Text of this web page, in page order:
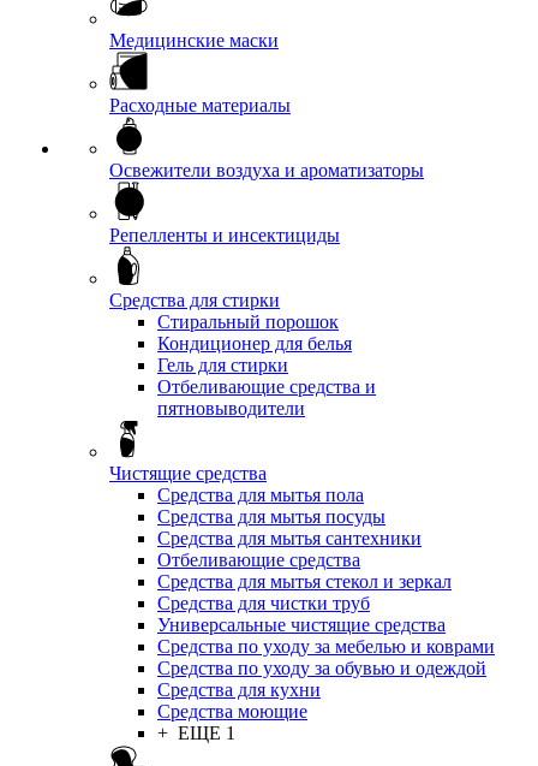
Медицинские маски
Расходные материалы
Освежители воздуха и ароматизаторы
Репелленты и инсектициды
Средства для стирки
Стиральный порошок
Кондиционер для белья
Гель для стирки
Отбеливающие средства и
пятновыводители
Чистящие средства
Средства для мытья пола
Средства для мытья посуды
Средства для мытья сантехники
Отбеливающие средства
Средства для мытья стекол и зеркал
Средства для чистки труб
Универсальные чистящие средства
Средства по уходу за мебелью и коврами
Средства по уходу за обувью и одеждой
Средства для кухни
Средства моющие
+ ЕЩЕ 1